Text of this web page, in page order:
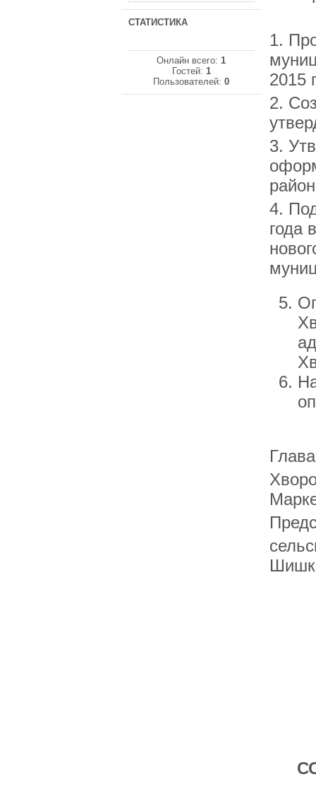
СТАТИСТИКА
Онлайн всего: 1
Гостей: 1
Пользователей: 0
1.
2015
2.
3.
4.
года